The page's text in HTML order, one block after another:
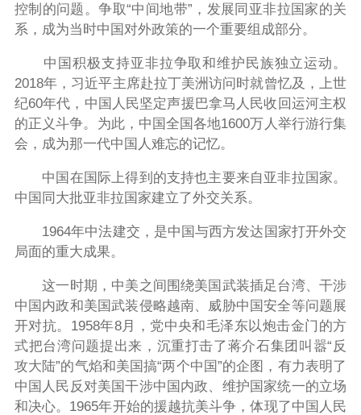
控制的问题。争取“中间地带”，发展同亚非拉国家的关
系，成为当时中国对外政策的一个重要组成部分。
中国积极支持亚非拉争取和维护民族独立运动。
2018年，习近平主席赴拉丁美洲访问时就曾忆及，上世
纪60年代，中国人民坚定声援巴拿马人民收回运河主权
的正义斗争。为此，中国全国各地1600万人举行游行集
会，成为那一代中国人难忘的记忆。
中国在国际上得到的支持也主要来自亚非拉国家。
中国同大批亚非拉国家建立了外交关系。
1964年中法建交，是中国与西方发达国家打开外交
局面的重大成果。
这一时期，中美之间围绕美国武装插足台湾、干涉
中国内政和美国武装侵略越南、威胁中国安全等问题展
开对抗。1958年8月，党中央和毛泽东以炮击金门的方
式把台湾问题提出来，沉重打击了蒋介石集团叫嚣“反
攻大陆”的气焰和美国搞“两个中国”的企图，有力表明了
中国人民反对美国干涉中国内政、维护国家统一的立场
和决心。1965年开始的援越抗美斗争，体现了中国人民